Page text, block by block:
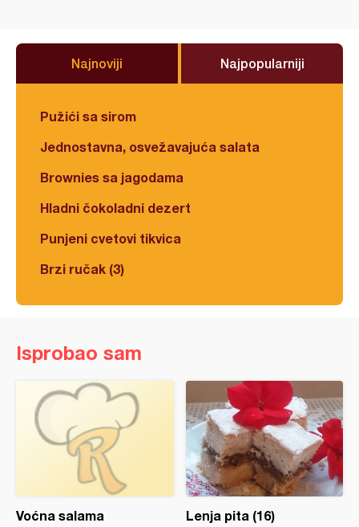
Najnoviji Najpopularniji
Pužići sa sirom
Jednostavna, osvežavajuća salata
Brownies sa jagodama
Hladni čokoladni dezert
Punjeni cvetovi tikvica
Brzi ručak (3)
Isprobao sam
Voćna salama Lenja pita (16)